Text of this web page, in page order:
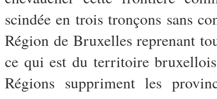
scindée en trois tronçons sans
Région de Bruxelles reprenant
ce qui est du territoire
Régions suppriment les